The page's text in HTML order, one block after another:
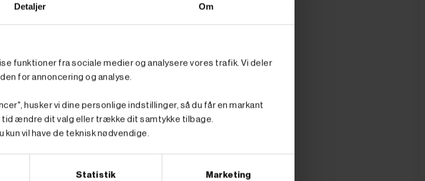
Detaljer Om
funktioner fra sociale medier og analysere vores trafik. Vi deler
for annoncering og analyse.
husker vi dine personlige indstillinger, så du får en markant
tid ændre dit valg eller trække dit samtykke tilbage.
vil have de teknisk nødvendige.
Statistik Marketing